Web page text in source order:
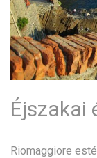
Éjszakai
Riomaggiore